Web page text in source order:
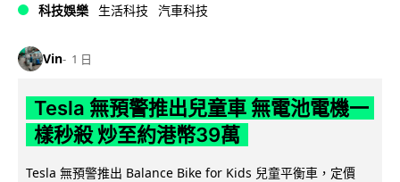
科技娛樂 生活科技 汽車科技
Vin 1 日
Tesla 無預警推出兒童車 無電池電機一
樣秒殺 炒至約港幣39萬
Tesla 無預警推出 Balance Bike for Kids 兒童平衡車，定價